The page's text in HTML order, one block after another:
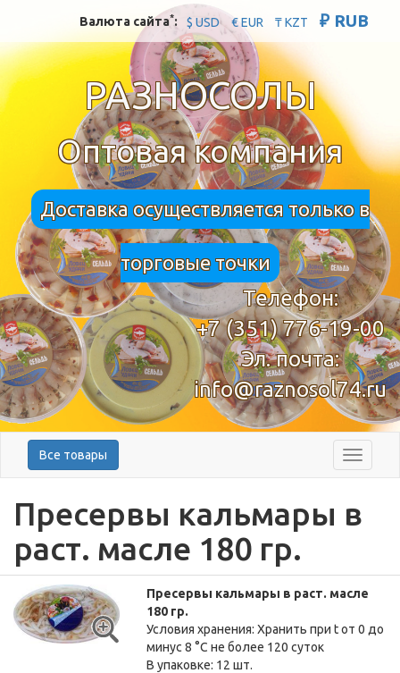
$ USD € EUR ₸ KZT ₽ RUB
Валюта сайта*:
РАЗНОСОЛЫ
Оптовая компания
Доставка осуществляется только в
торговые точки
Телефон:
+7 (351) 776-19-00
Эл. почта:
info@raznosol74.ru
Меню
Все товары
Пресервы кальмары в
раст. масле 180 гр.
Пресервы кальмары в раст. масле
180 гр.
Условия хранения: Хранить при t от 0 до
минус 8 °C не более 120 суток
В упаковке: 12 шт.